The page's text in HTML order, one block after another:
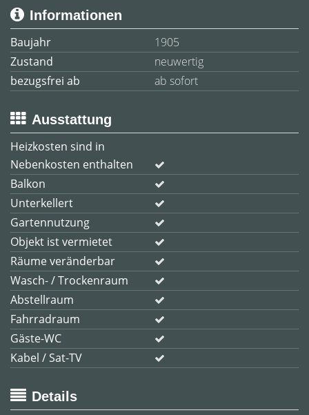
Informationen
Baujahr
1905
Zustand
neuwertig
bezugsfrei ab
ab sofort
Ausstattung
Heizkosten sind in
Nebenkosten enthalten
Balkon
Unterkellert
Gartennutzung
Objekt ist vermietet
Räume veränderbar
Wasch- / Trockenraum
Abstellraum
Fahrradraum
Gäste-WC
Kabel / Sat-TV
Details